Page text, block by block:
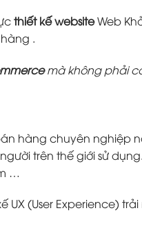
thiết kế websiteWeb
.
mà không phải
hàng chuyên nghiệp
trên thế giới sử
…
UX (User Experience)